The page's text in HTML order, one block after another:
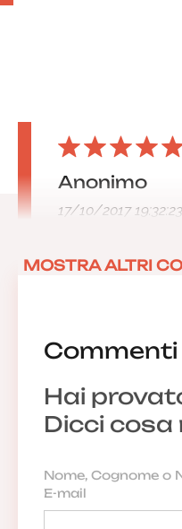
Commenti
Hai
Dicci cosa
Anonimo
17/10/2017 19:32:23
MOSTRA ALTRI